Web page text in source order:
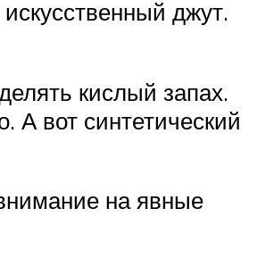
джут.
кислый запах.
А вот синтетический
на явные